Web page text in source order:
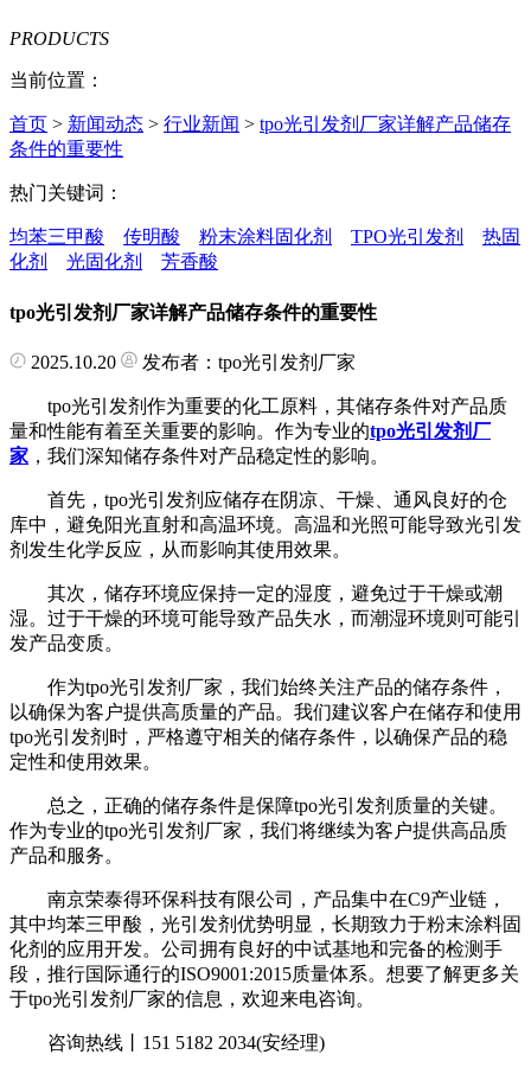
PRODUCTS
当前位置：
首页 > 新闻动态 > 行业新闻 > tpo光引发剂厂家详解产品储存
条件的重要性
热门关键词：
均苯三甲酸 传明酸 粉末涂料固化剂 TPO光引发剂
热固
化剂
光固化剂 芳香酸
tpo光引发剂厂家详解产品储存条件的重要性
2025.10.20 发布者：tpo光引发剂厂家
tpo光引发剂作为重要的化工原料，其储存条件对产品质
量和性能有着至关重要的影响。作为专业的tpo光引发剂厂
家 ，我们深知储存条件对产品稳定性的影响。
首先，tpo光引发剂应储存在阴凉、干燥、通风良好的仓
库中，避免阳光直射和高温环境。高温和光照可能导致光引发
剂发生化学反应，从而影响其使用效果。
其次，储存环境应保持一定的湿度，避免过于干燥或潮
湿。过于干燥的环境可能导致产品失水，而潮湿环境则可能引
发产品变质。
作为tpo光引发剂厂家，我们始终关注产品的储存条件，
以确保为客户提供高质量的产品。我们建议客户在储存和使用
tpo光引发剂时，严格遵守相关的储存条件，以确保产品的稳
定性和使用效果。
总之，正确的储存条件是保障tpo光引发剂质量的关键。
作为专业的tpo光引发剂厂家，我们将继续为客户提供高品质
产品和服务。
南京荣泰得环保科技有限公司，产品集中在C9产业链，
其中均苯三甲酸，光引发剂优势明显，长期致力于粉末涂料固
化剂的应用开发。公司拥有良好的中试基地和完备的检测手
段，推行国际通行的ISO9001:2015质量体系。想要了解更多关
于tpo光引发剂厂家的信息，欢迎来电咨询。
咨询热线丨151 5182 2034(安经理)